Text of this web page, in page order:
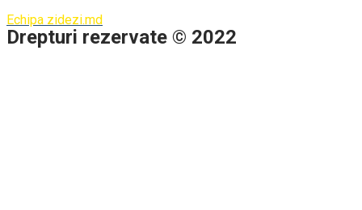
Echipa zidezi.md
Drepturi rezervate © 2022